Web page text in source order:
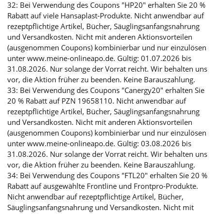
32: Bei Verwendung des Coupons "HP20" erhalten Sie 20 %
Rabatt auf viele Hansaplast-Produkte. Nicht anwendbar auf
rezeptpflichtige Artikel, Bücher, Säuglingsanfangsnahrung
und Versandkosten. Nicht mit anderen Aktionsvorteilen
(ausgenommen Coupons) kombinierbar und nur einzulösen
unter www.meine-onlineapo.de. Gültig: 01.07.2026 bis
31.08.2026. Nur solange der Vorrat reicht. Wir behalten uns
vor, die Aktion früher zu beenden. Keine Barauszahlung.
33: Bei Verwendung des Coupons "Canergy20" erhalten Sie
20 % Rabatt auf PZN 19658110. Nicht anwendbar auf
rezeptpflichtige Artikel, Bücher, Säuglingsanfangsnahrung
und Versandkosten. Nicht mit anderen Aktionsvorteilen
(ausgenommen Coupons) kombinierbar und nur einzulösen
unter www.meine-onlineapo.de. Gültig: 03.08.2026 bis
31.08.2026. Nur solange der Vorrat reicht. Wir behalten uns
vor, die Aktion früher zu beenden. Keine Barauszahlung.
34: Bei Verwendung des Coupons "FTL20" erhalten Sie 20 %
Rabatt auf ausgewählte Frontline und Frontpro-Produkte.
Nicht anwendbar auf rezeptpflichtige Artikel, Bücher,
Säuglingsanfangsnahrung und Versandkosten. Nicht mit